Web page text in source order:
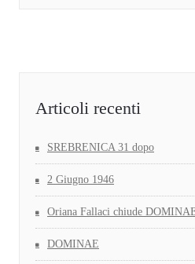
Articoli recenti
SREBRENICA 31 dopo
2 Giugno 1946
Oriana Fallaci chiude
DOMINAE